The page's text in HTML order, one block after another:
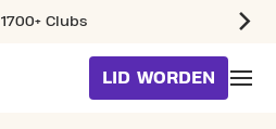
1700+ Clubs
LID WORDEN